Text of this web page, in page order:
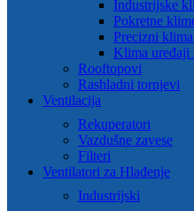
Industrijske
Pokretne
Precizni
Klima uređaji
Rooftopovi
Rashladni tornjevi
Ventilacija
Rekuperatori
Vazdušne zavese
Filteri
Ventilatori za Hlađenje
Industrijski